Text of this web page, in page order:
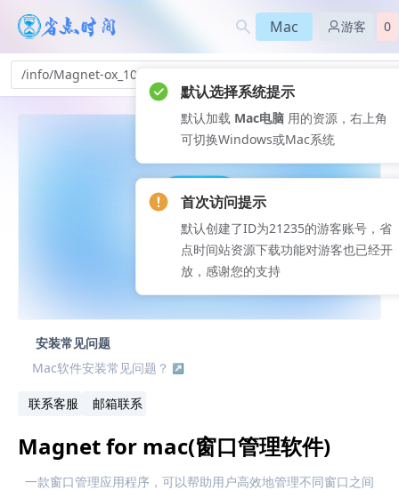
Mac 游客 0
/info/Magnet-ox_109
安装常见问题
Mac软件安装常见问题？
联系客服 邮箱联系
Magnet for mac(窗口管理软件)
一款窗口管理应用程序，可以帮助用户高效地管理不同窗口之间
默认选择系统提示
默认加载 Mac电脑 用的资源，右上角
可切换Windows或Mac系统
首次访问提示
默认创建了ID为21235的游客账号，省
点时间站资源下载功能对游客也已经开
放，感谢您的支持